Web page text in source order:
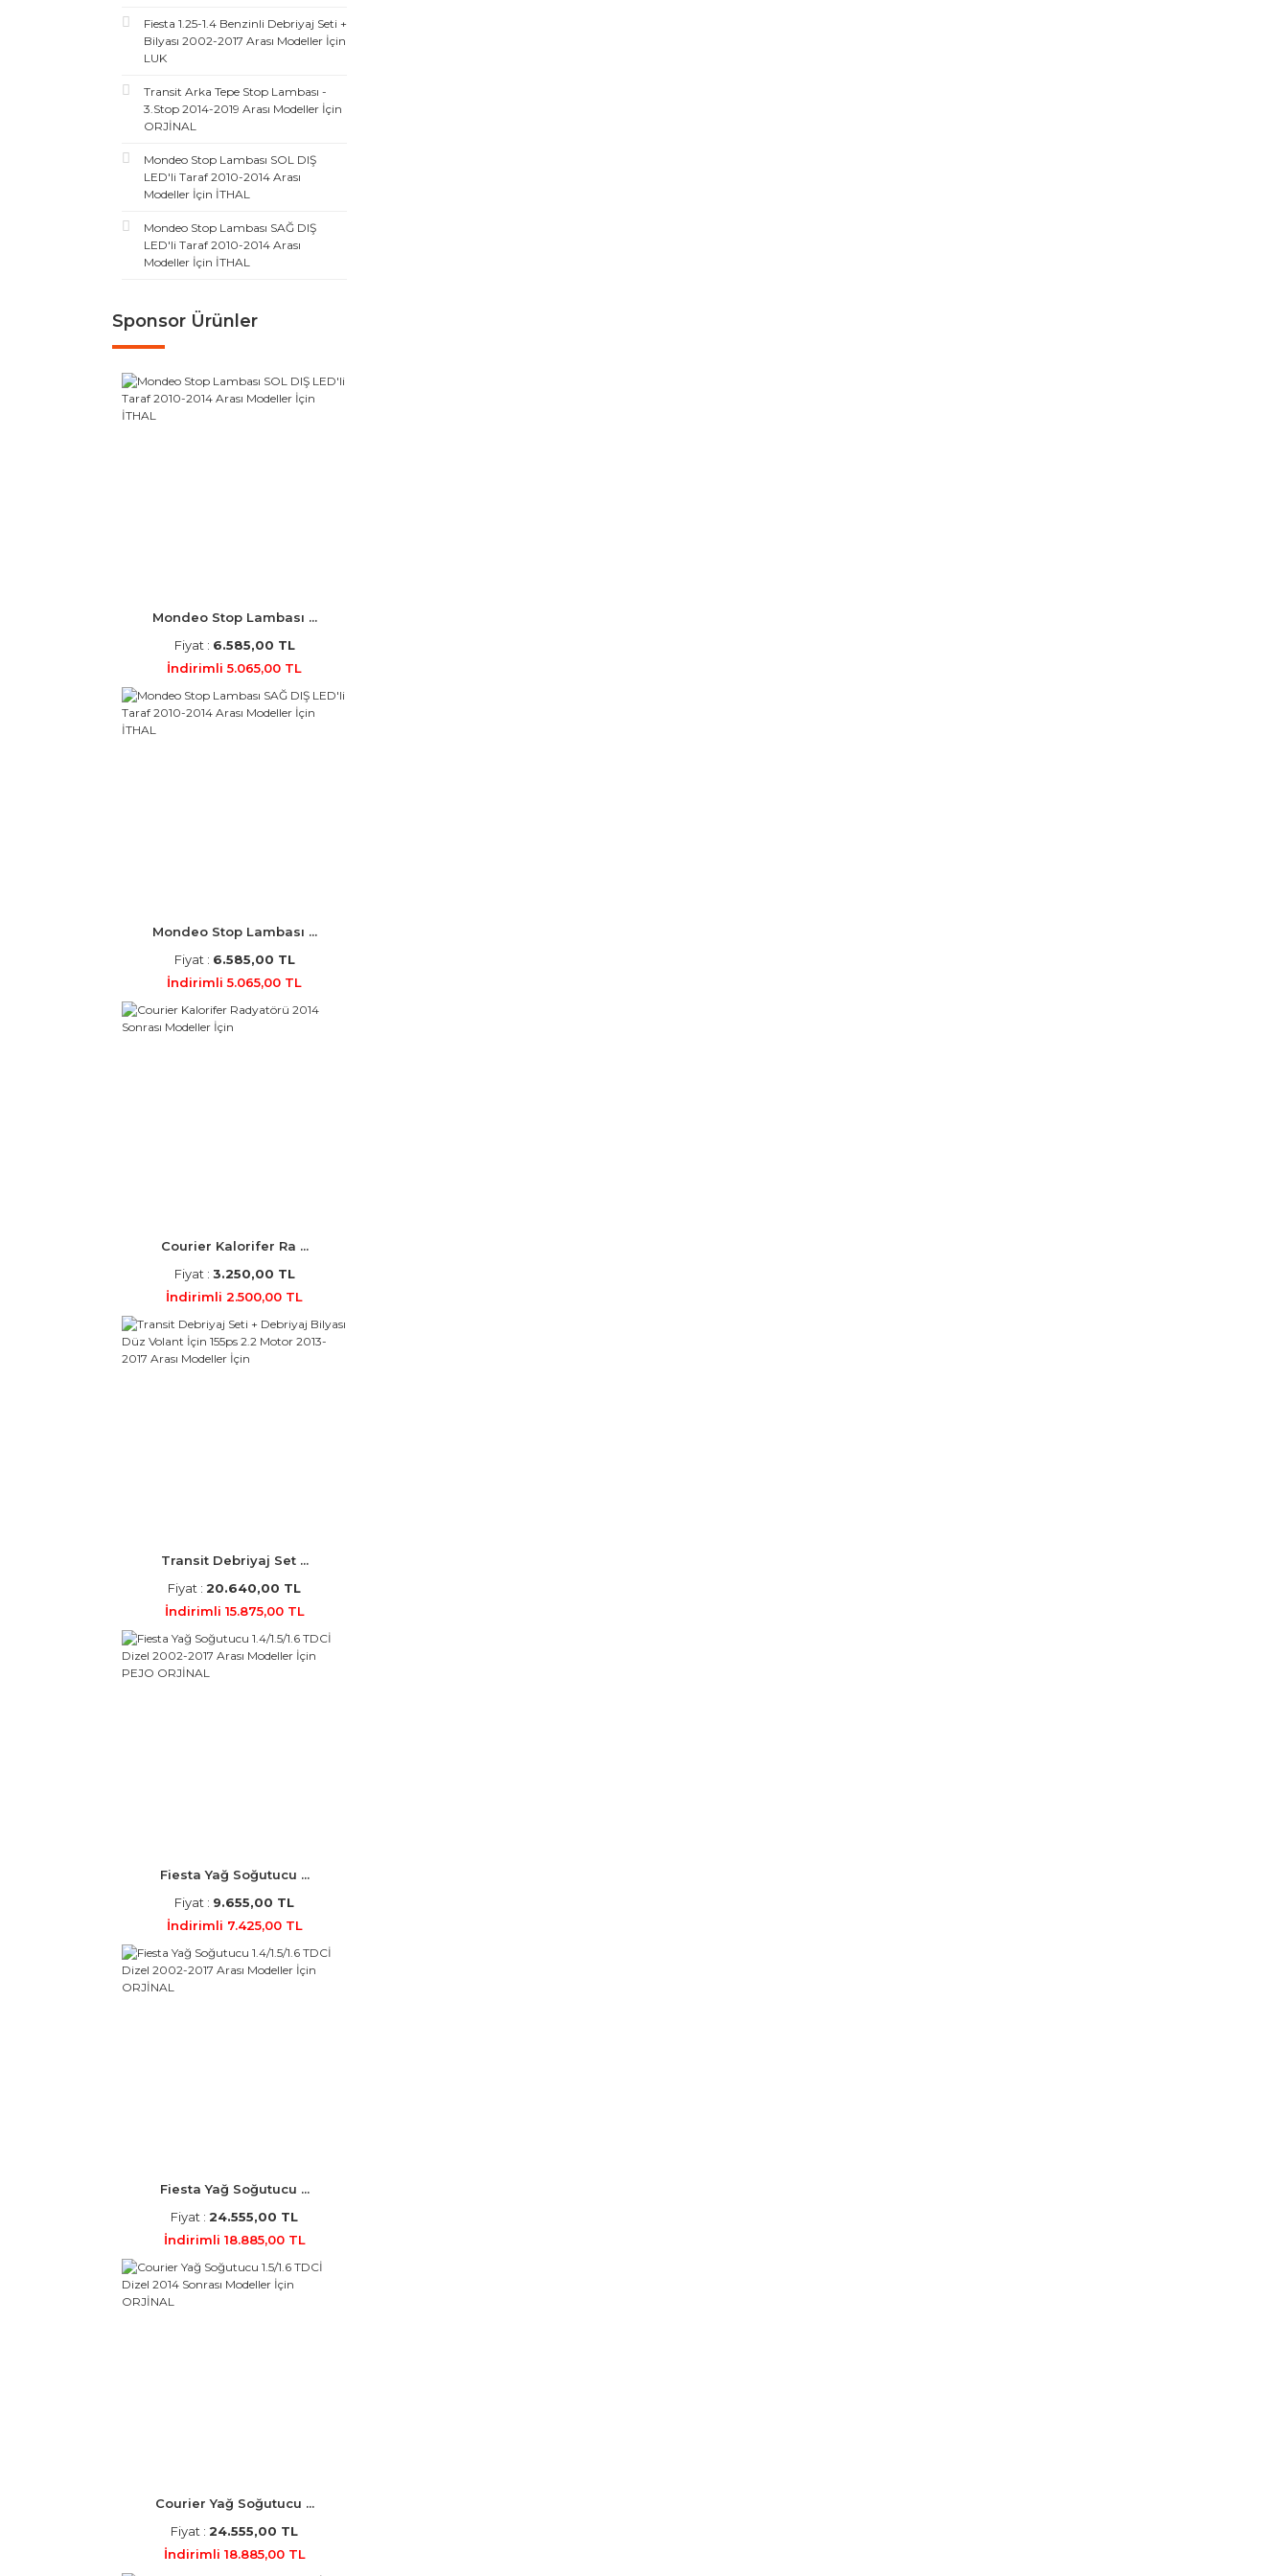
Fiesta 1.25-1.4 Benzinli Debriyaj Seti +
Bilyası 2002-2017 Arası Modeller İçin
LUK
Transit Arka Tepe Stop Lambası -
3.Stop 2014-2019 Arası Modeller İçin
ORJİNAL
Mondeo Stop Lambası SOL DIŞ
LED'li Taraf 2010-2014 Arası
Modeller İçin İTHAL
Mondeo Stop Lambası SAĞ DIŞ
LED'li Taraf 2010-2014 Arası
Modeller İçin İTHAL
Sponsor Ürünler
Mondeo Stop Lambası ...
Fiyat : 6.585,00 TL
İndirimli 5.065,00 TL
Mondeo Stop Lambası ...
Fiyat : 6.585,00 TL
İndirimli 5.065,00 TL
Courier Kalorifer Ra ...
Fiyat : 3.250,00 TL
İndirimli 2.500,00 TL
Transit Debriyaj Set ...
Fiyat : 20.640,00 TL
İndirimli 15.875,00 TL
Fiesta Yağ Soğutucu ...
Fiyat : 9.655,00 TL
İndirimli 7.425,00 TL
Fiesta Yağ Soğutucu ...
Fiyat : 24.555,00 TL
İndirimli 18.885,00 TL
Courier Yağ Soğutucu ...
Fiyat : 24.555,00 TL
İndirimli 18.885,00 TL